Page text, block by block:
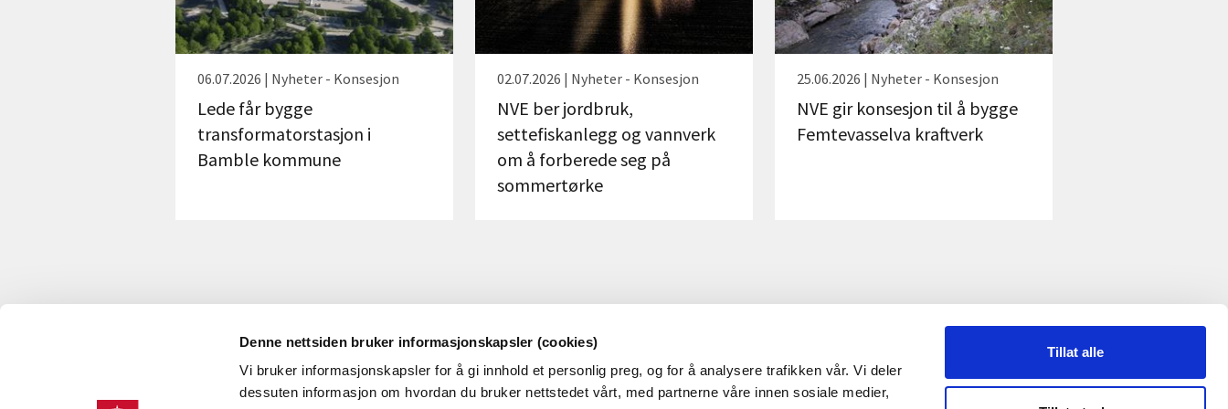
Denne nettsiden bruker informasjonskapsler (cookies)
Vi bruker informasjonskapsler for å gi innhold et personlig preg, og for å analysere trafikken vår. Vi deler
dessuten informasjon om hvordan du bruker nettstedet vårt, med partnerne våre innen sosiale medier,
Tillat alle
06.07.2026 | Nyheter - Konsesjon
Lede får bygge
transformatorstasjon i
Bamble kommune
02.07.2026 | Nyheter - Konsesjon
NVE ber jordbruk,
settefiskanlegg og vannverk
om å forberede seg på
sommertørke
25.06.2026 | Nyheter - Konsesjon
NVE gir konsesjon til å bygge
Femtevasselva kraftverk
KONTAKT OSS OM NVE OM NETTSTEDET RME